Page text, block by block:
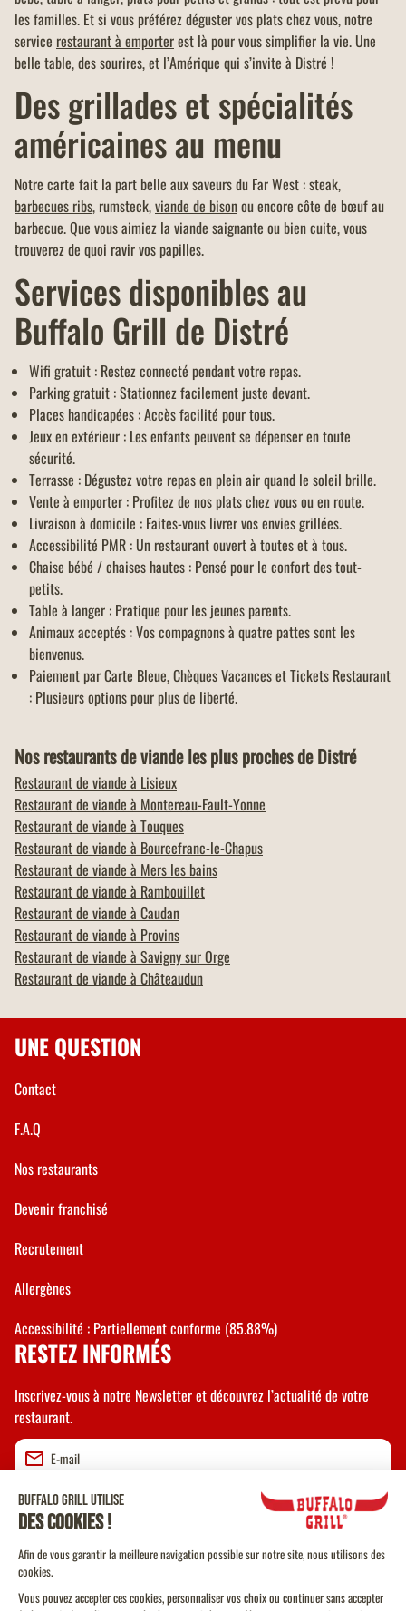
les familles. Et si vous préférez déguster vos plats chez vous, notre
service restaurant à emporterest là pour vous simplifier la vie. Une
belle table, des sourires, et l’Amérique qui s’invite à Distré !
Des grillades et spécialités
américaines au menu
Notre carte fait la part belle aux saveurs du Far West : steak,
barbecues ribs, rumsteck,viande de bisonou encore côte de bœuf au
barbecue. Que vous aimiez la viande saignante ou bien cuite, vous
trouverez de quoi ravir vos papilles.
Services disponibles au
Buffalo Grill de Distré
Wifi gratuit : Restez connecté pendant votre repas.
Parking gratuit : Stationnez facilement juste devant.
Places handicapées : Accès facilité pour tous.
Jeux en extérieur : Les enfants peuvent se dépenser en toute
sécurité.
Terrasse : Dégustez votre repas en plein air quand le soleil brille.
Vente à emporter : Profitez de nos plats chez vous ou en route.
Livraison à domicile : Faites-vous livrer vos envies grillées.
Accessibilité PMR : Un restaurant ouvert à toutes et à tous.
Chaise bébé / chaises hautes : Pensé pour le confort des tout-
petits.
Table à langer : Pratique pour les jeunes parents.
Animaux acceptés : Vos compagnons à quatre pattes sont les
bienvenus.
Paiement par Carte Bleue, Chèques Vacances et Tickets Restaurant
: Plusieurs options pour plus de liberté.
Nos restaurants de viande les plus proches de Distré
Restaurant de viande à Lisieux
Restaurant de viande à Montereau-Fault-Yonne
Restaurant de viande à Touques
Restaurant de viande à Bourcefranc-le-Chapus
Restaurant de viande à Mers les bains
Restaurant de viande à Rambouillet
Restaurant de viande à Caudan
Restaurant de viande à Provins
Restaurant de viande à Savigny sur Orge
Restaurant de viande à Châteaudun
UNE QUESTION
Contact
F.A.Q
Nos restaurants
Devenir franchisé
Recrutement
Allergènes
Accessibilité : Partiellement conforme (85.88%)
RESTEZ INFORMÉS
Inscrivez-vous à notre Newsletter et découvrez l’actualité de votre
restaurant.
Valider